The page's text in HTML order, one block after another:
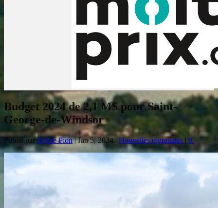
Budget 2024 de 2,1 M$ pour Saint-
George-de-Windsor
Publié parSylvie Pion|Jan 5, 2024|Nouvelles régionales | 0 |